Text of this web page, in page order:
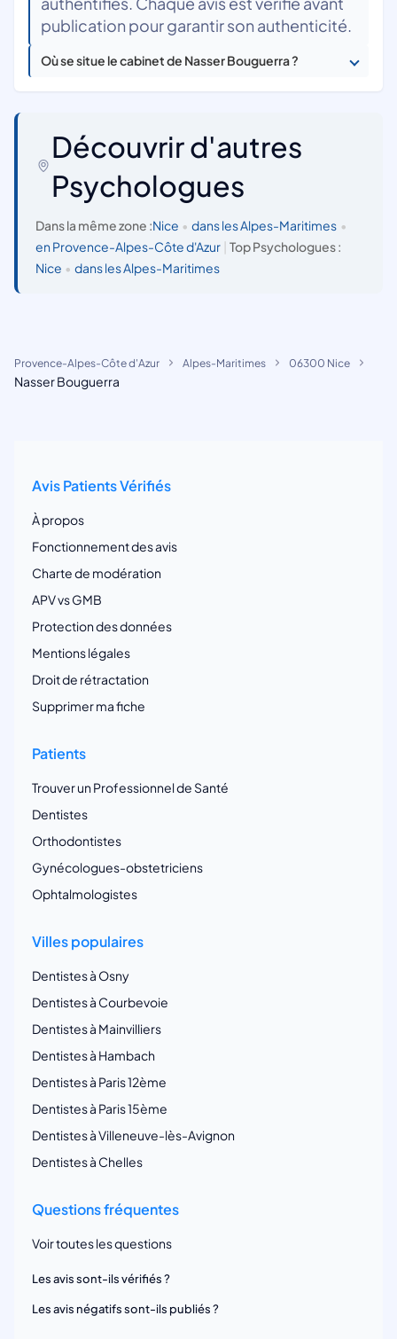
publication pour garantir son authenticité.
Où se situe le cabinet de Nasser Bouguerra ?
Découvrir d'autres
Psychologues
Dans la même zone :Nice • dans les Alpes-Maritimes •
en Provence-Alpes-Côte d'Azur
Top Psychologues :
Nice • dans les Alpes-Maritimes
Provence-Alpes-Côte d'Azur Alpes-Maritimes 06300 Nice
Nasser Bouguerra
Avis Patients Vérifiés
À propos
Fonctionnement des avis
Charte de modération
APV vs GMB
Protection des données
Mentions légales
Droit de rétractation
Supprimer ma fiche
Patients
Trouver un Professionnel de Santé
Dentistes
Orthodontistes
Gynécologues-obstetriciens
Ophtalmologistes
Villes populaires
Dentistes à Osny
Dentistes à Courbevoie
Dentistes à Mainvilliers
Dentistes à Hambach
Dentistes à Paris 12ème
Dentistes à Paris 15ème
Dentistes à Villeneuve-lès-Avignon
Dentistes à Chelles
Questions fréquentes
Voir toutes les questions
Les avis sont-ils vérifiés ?
Les avis négatifs sont-ils publiés ?